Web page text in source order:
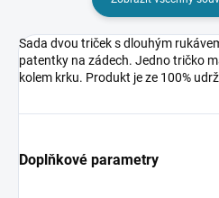
Sada dvou triček s dlouhým
patentky na zádech. Jedno tričko
kolem krku. Produkt je ze 100%
Doplňkové parametry